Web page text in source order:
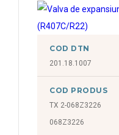
COD DTN
201.18.1007
COD PRODUS
TX 2-068Z3226
068Z3226